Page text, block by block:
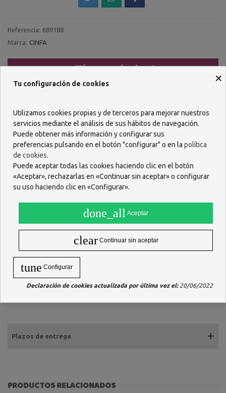
Referencia: 689188
Marca: CINFA
¿Tienes dudas?
Llámanos al
957 482 404
O escríbenos por WhastApp
618 085 736
Plazos de entrega
PRODUCTOS RELACIONADOS
×
Tu configuración de cookies
Utilizamos cookies propias y de terceros para mejorar nuestros
servicios mediante el análisis de sus hábitos de navegación.
Puede obtener más información y configurar sus
preferencias pulsando en el botón "configurar" o en la política
de cookies.
Puede aceptar todas las cookies haciendo clic en el botón
«Aceptar», rechazarlas en «Continuar sin aceptar» o configurar
su uso haciendo clic en «Configurar».
done_all Aceptar
clear Continuar sin aceptar
tune Configurar
Declaración de cookies actualizada por última vez el:20/06/2022